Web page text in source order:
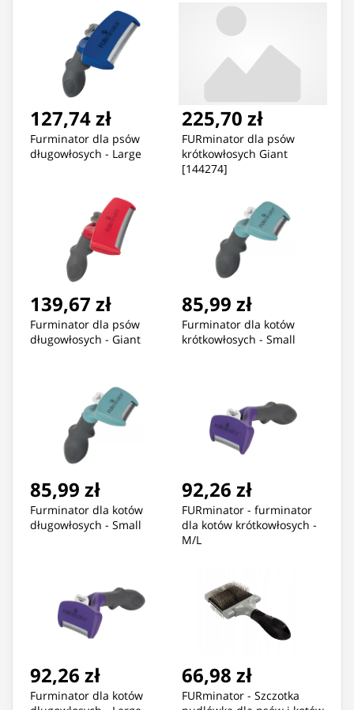
127,74 zł
Furminator dla psów
długowłosych - Large
225,70 zł
FURminator dla psów
krótkowłosych Giant
[144274]
139,67 zł
Furminator dla psów
długowłosych - Giant
85,99 zł
Furminator dla kotów
krótkowłosych - Small
85,99 zł
Furminator dla kotów
długowłosych - Small
92,26 zł
FURminator - furminator
dla kotów krótkowłosych -
M/L
92,26 zł
Furminator dla kotów
66,98 zł
FURminator - Szczotka